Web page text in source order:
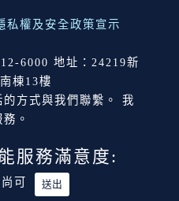
私權及安全政策宣示
6000 地址：24219新
棟13樓
方式與我們聯繫。 我
。
服務滿意度:
尚可